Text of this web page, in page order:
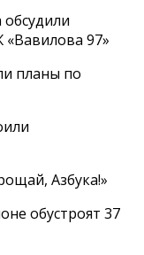
«Вавилова 97»
планы по
Азбука!»
обустроят 37